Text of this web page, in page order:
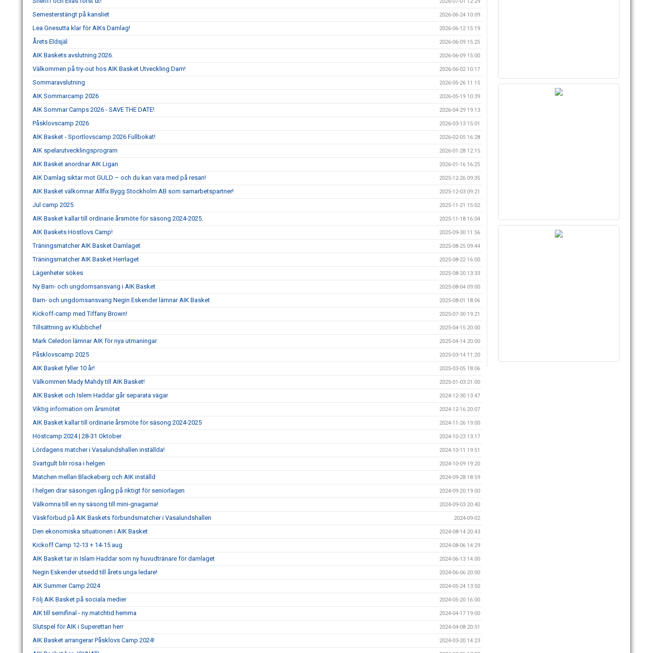
Semesterstängt på kansliet 2026-06-24 10:09
Lea Gnesutta klar för AIKs Damlag! 2026-06-12 15:19
Årets Eldsjäl 2026-06-09 15:25
AIK Baskets avslutning 2026. 2026-06-09 15:00
Välkommen på try-out hos AIK Basket Utveckling Dam! 2026-06-02 10:17
Sommaravslutning 2026-05-26 11:15
AIK Sommarcamp 2026 2026-05-19 10:39
AIK Sommar Camps 2026 - SAVE THE DATE! 2026-04-29 19:13
Påsklovscamp 2026 2026-03-13 15:01
AIK Basket - Sportlovscamp 2026 Fullbokat! 2026-02-05 16:28
AIK spelarutvecklingsprogram 2026-01-28 12:15
AIK Basket anordnar AIK Ligan 2026-01-16 16:25
AIK Damlag siktar mot GULD – och du kan vara med på resan! 2025-12-26 09:35
AIK Basket välkomnar Allfix Bygg Stockholm AB som samarbetspartner! 2025-12-03 09:21
Jul camp 2025 2025-11-21 15:02
AIK Basket kallar till ordinarie årsmöte för säsong 2024-2025. 2025-11-18 16:04
AIK Baskets Höstlovs Camp! 2025-09-30 11:56
Träningsmatcher AIK Basket Damlaget 2025-08-25 09:44
Träningsmatcher AIK Basket Herrlaget 2025-08-22 16:00
Lägenheter sökes 2025-08-20 13:33
Ny Barn- och ungdomsansvarig i AIK Basket 2025-08-04 09:00
Barn- och ungdomsansvarig Negin Eskender lämnar AIK Basket 2025-08-01 18:06
Kickoff-camp med Tiffany Brown! 2025-07-30 19:21
Tillsättning av Klubbchef 2025-04-15 20:00
Mark Celedon lämnar AIK för nya utmaningar 2025-04-14 20:00
Påsklovscamp 2025 2025-03-14 11:20
AIK Basket fyller 10 år! 2025-03-05 18:06
Välkommen Mady Mahdy till AIK Basket! 2025-01-03 21:00
AIK Basket och Islem Haddar går separata vägar 2024-12-30 13:47
Viktig information om årsmötet 2024-12-16 20:07
AIK Basket kallar till ordinarie årsmöte för säsong 2024-2025 2024-11-26 19:00
Höstcamp 2024 | 28-31 Oktober 2024-10-23 13:17
Lördagens matcher i Vasalundshallen inställda! 2024-10-11 19:51
Svartgult blir rosa i helgen 2024-10-09 19:20
Matchen mellan Blackeberg och AIK inställd 2024-09-28 18:59
I helgen drar säsongen igång på riktigt för seniorlagen 2024-09-20 19:00
Välkomna till en ny säsong till mini-gnagarna! 2024-09-03 20:40
Väskförbud på AIK Baskets förbundsmatcher i Vasalundshallen 2024-09-02
Den ekonomiska situationen i AIK Basket 2024-08-14 20:43
Kickoff Camp 12-13 + 14-15 aug 2024-08-06 14:29
AIK Basket tar in Islam Haddar som ny huvudtränare för damlaget 2024-06-13 14:00
Negin Eskender utsedd till årets unga ledare! 2024-06-06 20:00
AIK Summer Camp 2024 2024-05-24 13:50
Följ AIK Basket på sociala medier 2024-05-20 16:00
AIK till semifinal - ny matchtid hemma 2024-04-17 19:00
Slutspel för AIK i Superettan herr 2024-04-08 20:51
AIK Basket arrangerar Påsklovs Camp 2024! 2024-03-20 14:23